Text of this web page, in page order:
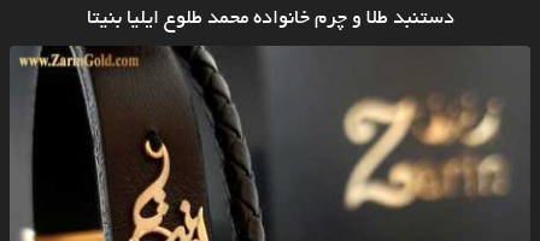
دستنبد طلا و چرم خانواده محمد طلوع ایلیا بنیتا